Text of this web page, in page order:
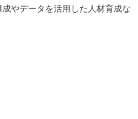
やデータを活用した人材育成な